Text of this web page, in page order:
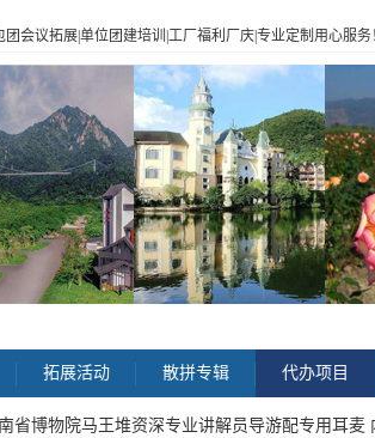
会议拓展|单位团建培训|工厂福利厂庆|专业定制用心服务
拓展活动 散拼专辑 代办项目
省博物院马王堆资深专业讲解员导游配专用耳麦